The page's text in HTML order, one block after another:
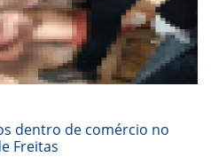
dentro de comércio no
Freitas